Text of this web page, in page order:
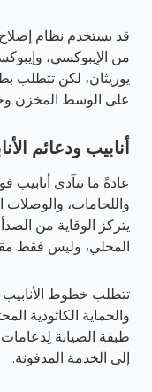
قد يستخدم نظام
من الإيبوكسي،
يوريثان، لكن تتطلب
على الوسط المخزن
أنابيب ودعائم
عادةً ما تتآدى أنابيب
واللحامات، والوصلات
يتركز الوقاية من
المحلي، وليس فقط
تتطلب خطوط الأنابيب
والحماية الكاثودية
طبقة الصيانة
إلى الخدمة المدفونة.